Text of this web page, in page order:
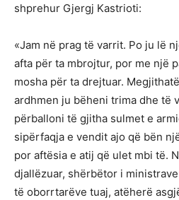
shprehur Gjergj Kastrioti:
«Jam në prag të varrit. Po ju lë
afta për ta mbrojtur, por me një
mosha për ta drejtuar.
ardhmen ju bëheni trima dhe të
përballoni të gjitha sulmet e
sipërfaqja e vendit ajo që bën
por aftësia e atij që ulet mbi të.
djallëzuar, shërbëtor i
të oborrtarëve tuaj, atëherë